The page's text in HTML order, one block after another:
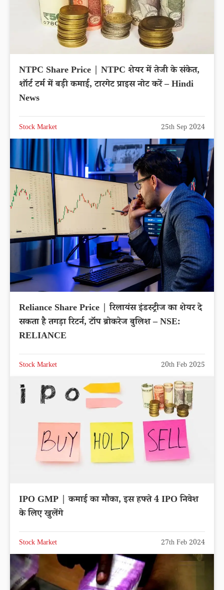
NTPC Share Price | NTPC शेयर में तेजी के संकेत,
शॉर्ट टर्म में बड़ी कमाई, टारगेट प्राइस नोट करें – Hindi
News
Stock Market 25th Sep 2024
Reliance Share Price | रिलायंस इंडस्‍ट्रीज का शेयर दे
सकता है तगड़ा रिटर्न, टॉप ब्रोकरेज बुलिश – NSE:
RELIANCE
Stock Market 20th Feb 2025
IPO GMP | कमाई का मौका, इस हफ्ते 4 IPO निवेश
के लिए खुलेंगे
Stock Market 27th Feb 2024